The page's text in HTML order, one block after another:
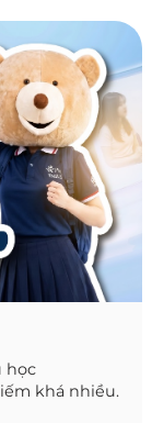
học
khá nhiều.